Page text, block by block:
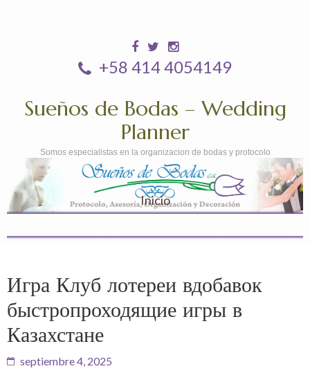
+58 414 4054149
Sueños de Bodas – Wedding
Planner
Somos especialistas en la organizacion de bodas y protocolo
Inicio
Игра Клуб лотереи вдобавок
быстропроходящие игры в
Казахстане
septiembre 4, 2025